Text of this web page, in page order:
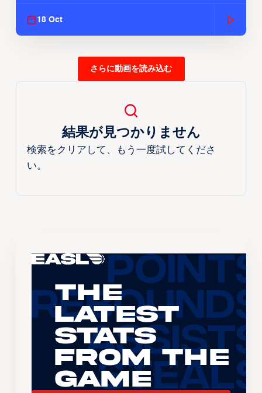
18 Oct
さらに動画を読み込む
結果が見つかりません
検索をクリアして、もう一度試してくださ
い。
The
Latest
Stats
From the
Game